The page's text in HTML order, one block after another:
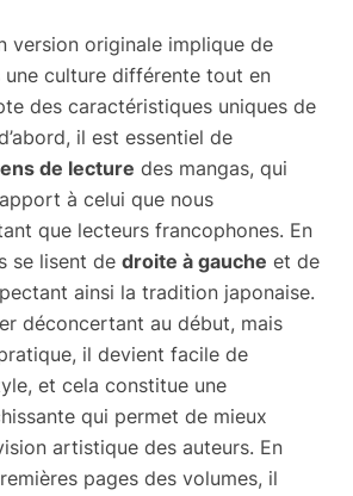
version originale implique de
une culture différente tout en
des caractéristiques uniques de
il est essentiel de
de lecture des mangas, qui
à celui que nous
que lecteurs francophones. En
se lisent de droite à gauche et de
ainsi la tradition japonaise.
déconcertant au début, mais
il devient facile de
et cela constitue une
qui permet de mieux
artistique des auteurs. En
pages des volumes, il